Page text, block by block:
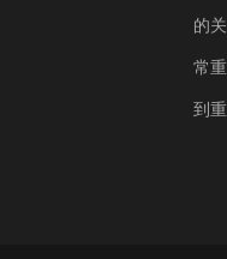
的
常
到